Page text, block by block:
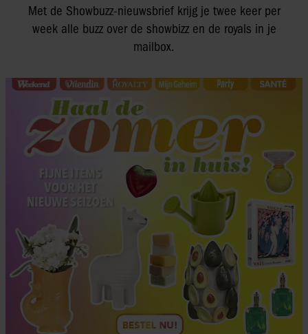
Met de Showbuzz-nieuwsbrief krijg je twee keer per
week alle buzz over de showbizz en de royals in je
mailbox.